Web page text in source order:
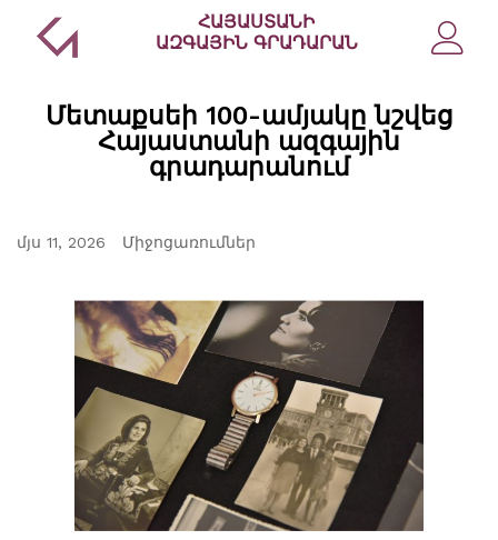
ՀԱՅԱՍՏԱՆԻ
ԱԶԳԱՅԻՆ ԳՐԱԴԱՐԱՆ
Մետաքսեի 100-ամյակը նշվեց
Հայաստանի ազգային
գրադարանում
մյս 11, 2026 Միջոցառումներ